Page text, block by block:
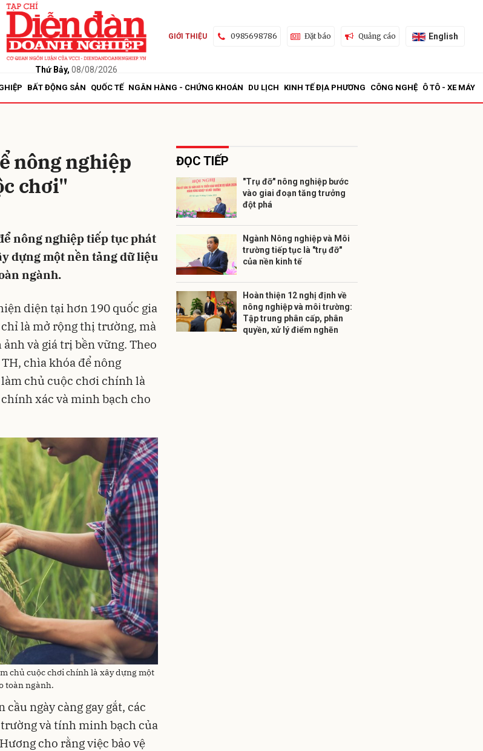
Thứ Bảy, 08/08/2026
GIỚI THIỆU 0985698786 Đặt báo Quảng cáo English
BẤT ĐỘNG SẢN QUỐC TẾ NGÂN HÀNG - CHỨNG KHOÁN DU LỊCH KINH TẾ ĐỊA PHƯƠNG CÔNG NGHỆ Ô TÔ - XE MÁY
nông nghiệp
chơi"
nông nghiệp tiếp tục phát
dựng một nền tảng dữ liệu
ngành.
diện tại hơn 190 quốc gia
là mở rộng thị trường, mà
và giá trị bền vững. Theo
chìa khóa để nông
chủ cuộc chơi chính là
xác và minh bạch cho
chủ cuộc chơi chính là xây dựng một
toàn ngành.
ngày càng gay gắt, các
và tính minh bạch của
cho rằng việc bảo vệ
ĐỌC TIẾP
"Trụ đỡ" nông nghiệp bước
vào giai đoạn tăng trưởng
đột phá
Ngành Nông nghiệp và Môi
trường tiếp tục là "trụ đỡ"
của nền kinh tế
Hoàn thiện 12 nghị định về
nông nghiệp và môi trường:
Tập trung phân cấp, phân
quyền, xử lý điểm nghẽn
Gửi